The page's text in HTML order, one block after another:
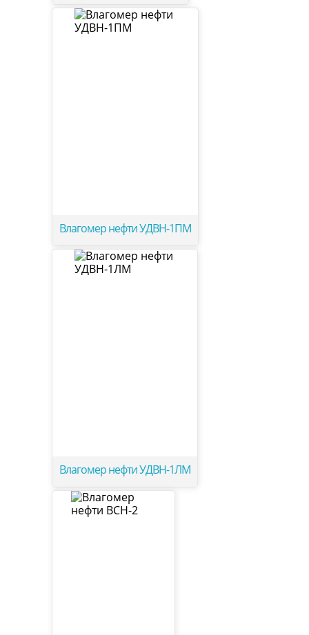
Влагомер нефти УДВН-1ПМ
Влагомер нефти УДВН-1ЛМ